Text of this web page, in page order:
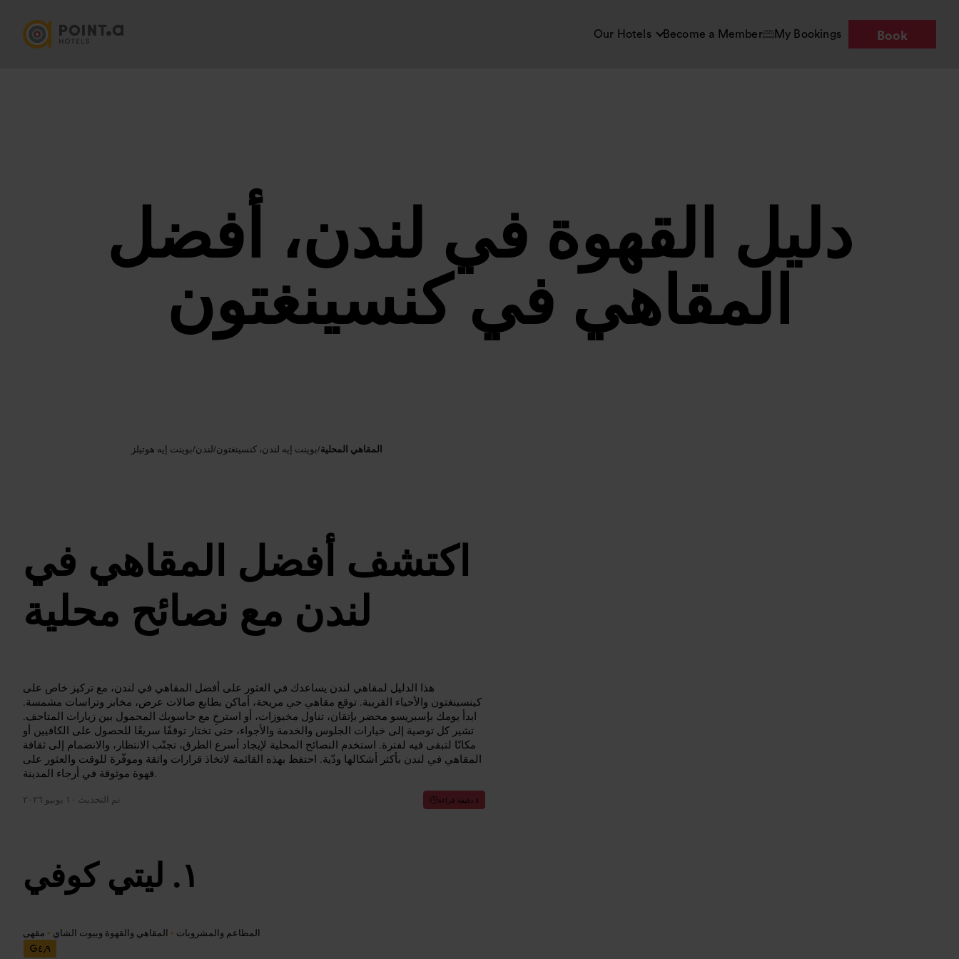
Our Hotels Become a Member My Bookings Book
دليل القهوة في لندن، أفضل
المقاهي في كنسينغتون
بوينت إيه هوتيلز/لندن/بوينت إيه لندن، كنسينغتون/المقاهي المحلية
اكتشف أفضل المقاهي في
لندن مع نصائح محلية
هذا الدليل لمقاهي لندن يساعدك في العثور على أفضل المقاهي في لندن، مع تركيز خاص على
كينسينغتون والأحياء القريبة. توقع مقاهي حي مريحة، أماكن بطابع صالات عرض، مخابز وتراسات مشمسة.
ابدأ يومك بإسبريسو محضر بإتقان، تناول مخبوزات، أو استرخِ مع حاسوبك المحمول بين زيارات المتاحف.
تشير كل توصية إلى خيارات الجلوس والخدمة والأجواء، حتى تختار توقفًا سريعًا للحصول على الكافيين أو
مكانًا لتبقى فيه لفترة. استخدم النصائح المحلية لإيجاد أسرع الطرق، تجنّب الانتظار، والانضمام إلى ثقافة
المقاهي في لندن بأكثر أشكالها ودّية. احتفظ بهذه القائمة لاتخاذ قرارات واثقة وموفّرة للوقت والعثور على
قهوة موثوقة في أرجاء المدينة.
تم التحديث ١٠ يونيو ٢٠٢٦ ٨ دقيقة قراءة
ليتي كوفي
المطاعم والمشروبات • المقاهي والقهوة وبيوت الشاي • مقهى
٤٫٩